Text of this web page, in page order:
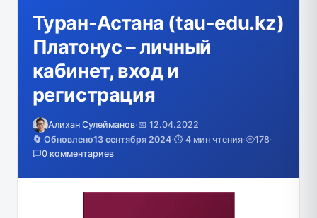
Туран-Астана (tau-edu.kz)
Платонус – личный
кабинет, вход и
регистрация
Алихан Сулейманов·📅 12.04.2022
🔄 Обновлено13 сентября 2024·⏱️ 4 мин чтения· 178·
0 комментариев